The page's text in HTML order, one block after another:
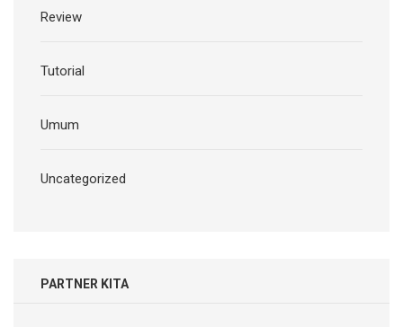
Review
Tutorial
Umum
Uncategorized
PARTNER KITA